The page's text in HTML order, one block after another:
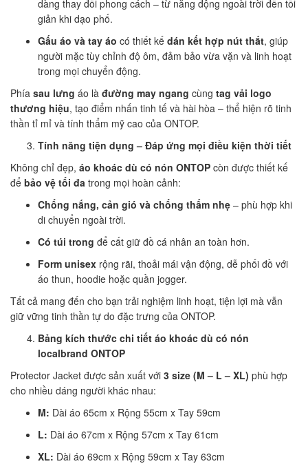
dàng thay đổi phong cách – từ năng động ngoài trời đến tối
giản khi dạo phố.
Gấu áo và tay áo có thiết kế dán kết hợp nút thắt, giúp
người mặc tùy chỉnh độ ôm, đảm bảo vừa vặn và linh hoạt
trong mọi chuyển động.
Phía sau lưng áo là đường may ngang cùng tag vải logo
thương hiệu, tạo điểm nhấn tinh tế và hài hòa – thể hiện rõ tinh
thần tỉ mỉ và tính thẩm mỹ cao của ONTOP.
Tính năng tiện dụng – Đáp ứng mọi điều kiện thời tiết
Không chỉ đẹp, áo khoác dù có nón ONTOP còn được thiết kế
để bảo vệ tối đa trong mọi hoàn cảnh:
Chống nắng, cản gió và chống thấm nhẹ – phù hợp khi
di chuyển ngoài trời.
Có túi trong để cất giữ đồ cá nhân an toàn hơn.
Form unisex rộng rãi, thoải mái vận động, dễ phối đồ với
áo thun, hoodie hoặc quần jogger.
Tất cả mang đến cho bạn trải nghiệm linh hoạt, tiện lợi mà vẫn
giữ vững tinh thần tự do đặc trưng của ONTOP.
Bảng kích thước chi tiết áo khoác dù có nón
localbrand ONTOP
Protector Jacket được sản xuất với 3 size (M – L – XL) phù hợp
cho nhiều dáng người khác nhau:
M: Dài áo 65cm x Rộng 55cm x Tay 59cm
L: Dài áo 67cm x Rộng 57cm x Tay 61cm
XL: Dài áo 69cm x Rộng 59cm x Tay 63cm